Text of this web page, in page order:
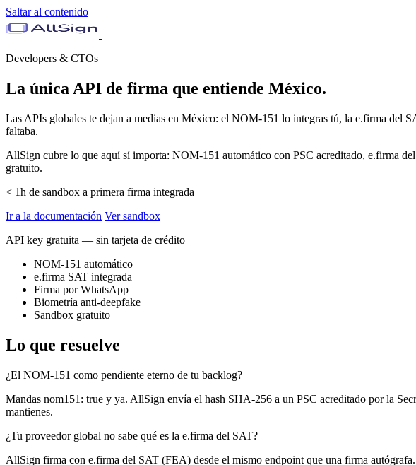
Saltar al contenido
Developers & CTOs
La única API de firma que entiende México.
Las APIs globales te dejan a medias en México: el NOM-151 lo integras tú, la e.firma del
faltaba.
AllSign cubre lo que aquí sí importa: NOM-151 automático con PSC acreditado, e.firma
gratuito.
< 1h de sandbox a primera firma integrada
Ir a la documentación Ver sandbox
API key gratuita — sin tarjeta de crédito
NOM-151 automático
e.firma SAT integrada
Firma por WhatsApp
Biometría anti-deepfake
Sandbox gratuito
Lo que resuelve
¿El NOM-151 como pendiente eterno de tu backlog?
Mandas nom151: true y ya. AllSign envía el hash SHA-256 a un PSC acreditado por la
mantienes.
¿Tu proveedor global no sabe qué es la e.firma del SAT?
AllSign firma con e.firma del SAT (FEA) desde el mismo endpoint que una firma